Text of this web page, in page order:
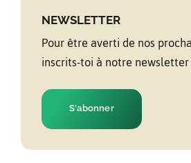
NEWSLETTER
Pour être averti de nos
inscrits-toi à notre
S'abonner